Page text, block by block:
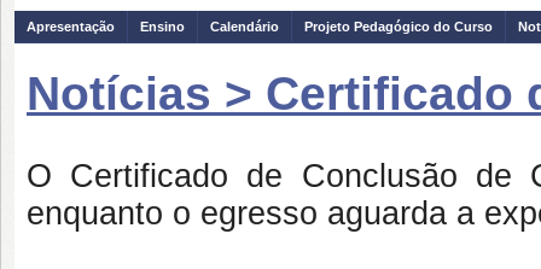
Apresentação Ensino Calendário Projeto Pedagógico do Curso
Notícias > Certificado
O Certificado de Conclusão de
enquanto o egresso aguarda a